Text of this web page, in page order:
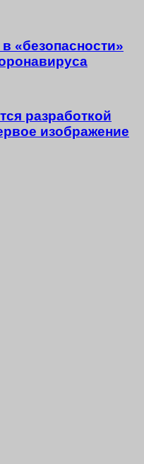
«безопасности»
разработкой
изображение